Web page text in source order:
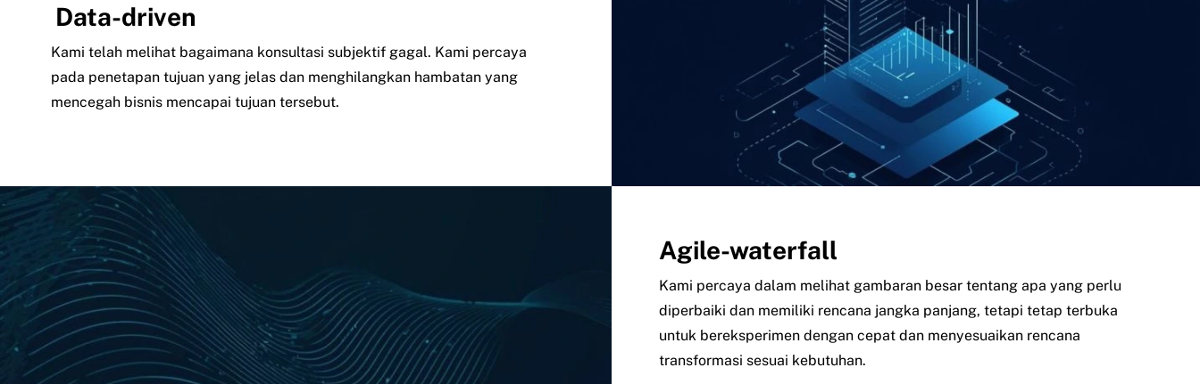
Data-driven
Kami telah melihat bagaimana konsultasi subjektif gagal. Kami percaya
pada penetapan tujuan yang jelas dan menghilangkan hambatan yang
mencegah bisnis mencapai tujuan tersebut.
Agile-waterfall
Kami percaya dalam melihat gambaran besar tentang apa yang perlu
diperbaiki dan memiliki rencana jangka panjang, tetapi tetap terbuka
untuk bereksperimen dengan cepat dan menyesuaikan rencana
transformasi sesuai kebutuhan.